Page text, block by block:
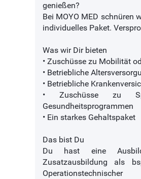
genießen?
Bei MOYO MED schnüren
individuelles Paket.
Was wir Dir bieten
• Zuschüsse zu Mobilität
• Betriebliche
• Betriebliche
• Zuschüsse zu
Gesundheitsprogrammen
• Ein starkes Gehaltspaket
Das bist Du
Du hast eine
Zusatzausbildung als